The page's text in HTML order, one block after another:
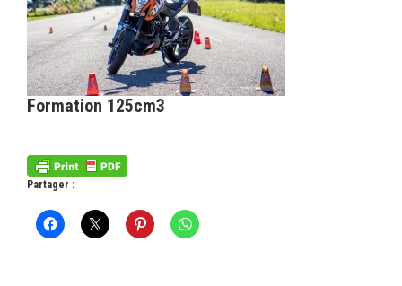
Formation 125cm3
Partager :